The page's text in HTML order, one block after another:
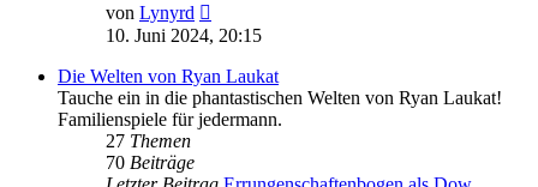
von Lynyrd
Beitrag
10. Juni 2024, 20:15
Die Welten von Ryan Laukat
Tauche ein in die phantastischen Welten von Ryan Laukat!
Familienspiele für jedermann.
27 Themen
70 Beiträge